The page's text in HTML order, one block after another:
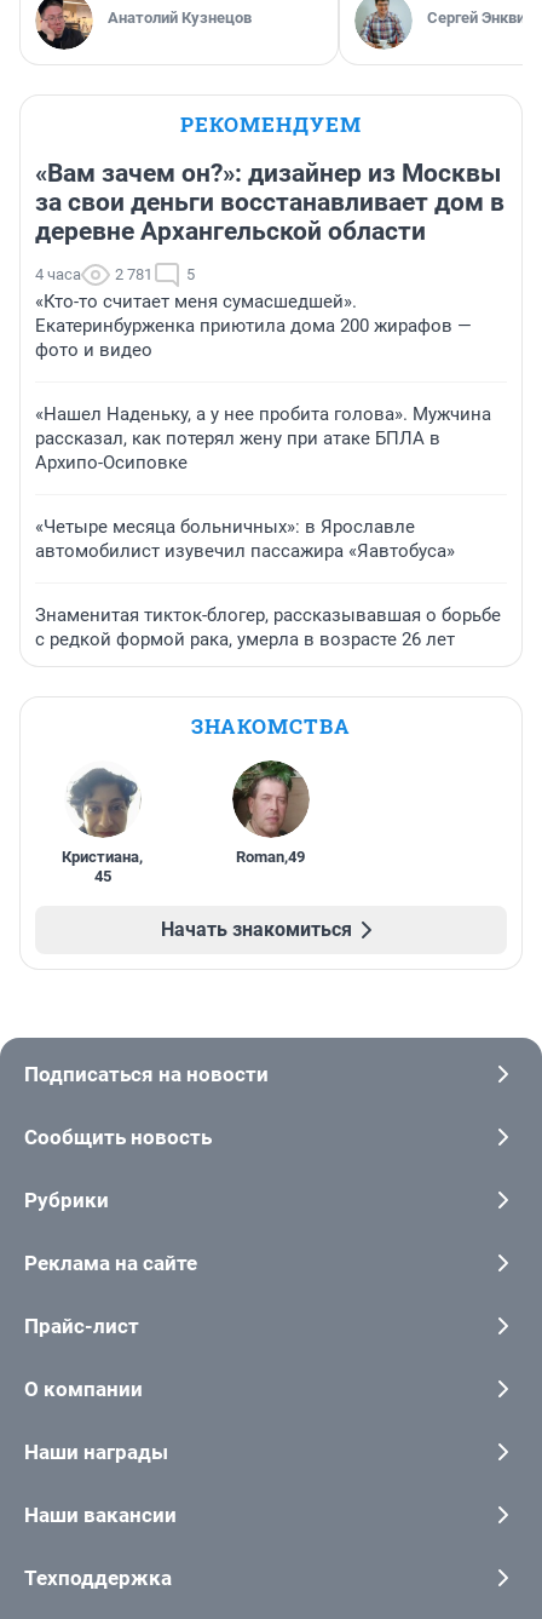
Анатолий Кузнецов Сергей Энквист
РЕКОМЕНДУЕМ
«Вам зачем он?»: дизайнер из Москвы
за свои деньги восстанавливает дом в
деревне Архангельской области
4 часа 2 781 5
«Кто-то считает меня сумасшедшей».
Екатеринбурженка приютила дома 200 жирафов —
фото и видео
«Нашел Наденьку, а у нее пробита голова». Мужчина
рассказал, как потерял жену при атаке БПЛА в
Архипо-Осиповке
«Четыре месяца больничных»: в Ярославле
автомобилист изувечил пассажира «Яавтобуса»
Знаменитая тикток-блогер, рассказывавшая о борьбе
с редкой формой рака, умерла в возрасте 26 лет
ЗНАКОМСТВА
Кристиана,
45
Roman,49
Начать знакомиться
Подписаться на новости
Сообщить новость
Рубрики
Реклама на сайте
Прайс-лист
О компании
Наши награды
Наши вакансии
Техподдержка